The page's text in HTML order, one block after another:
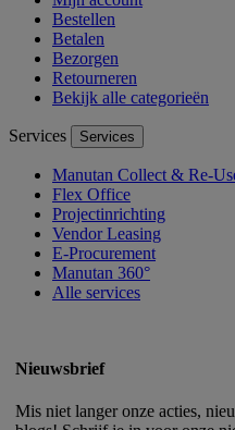
Bestellen
Betalen
Bezorgen
Retourneren
Bekijk alle categorieën
Services Services
Manutan Collect & Re-
Flex Office
Projectinrichting
Vendor Leasing
E-Procurement
Manutan 360°
Alle services
Nieuwsbrief
Mis niet langer onze acties,